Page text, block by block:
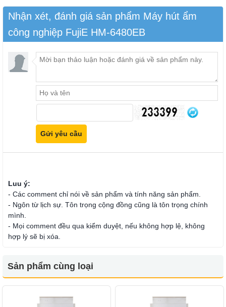
Nhận xét, đánh giá sản phẩm Máy hút ẩm
công nghiệp FujiE HM-6480EB
Luu ý:
- Các comment chỉ nói về sản phẩm và tính năng sản phẩm.
- Ngôn từ lịch sự. Tôn trọng cộng đồng cũng là tôn trọng chính
mình.
- Mọi comment đều qua kiểm duyệt, nếu không hợp lệ, không
hợp lý sẽ bị xóa.
Sản phẩm cùng loại